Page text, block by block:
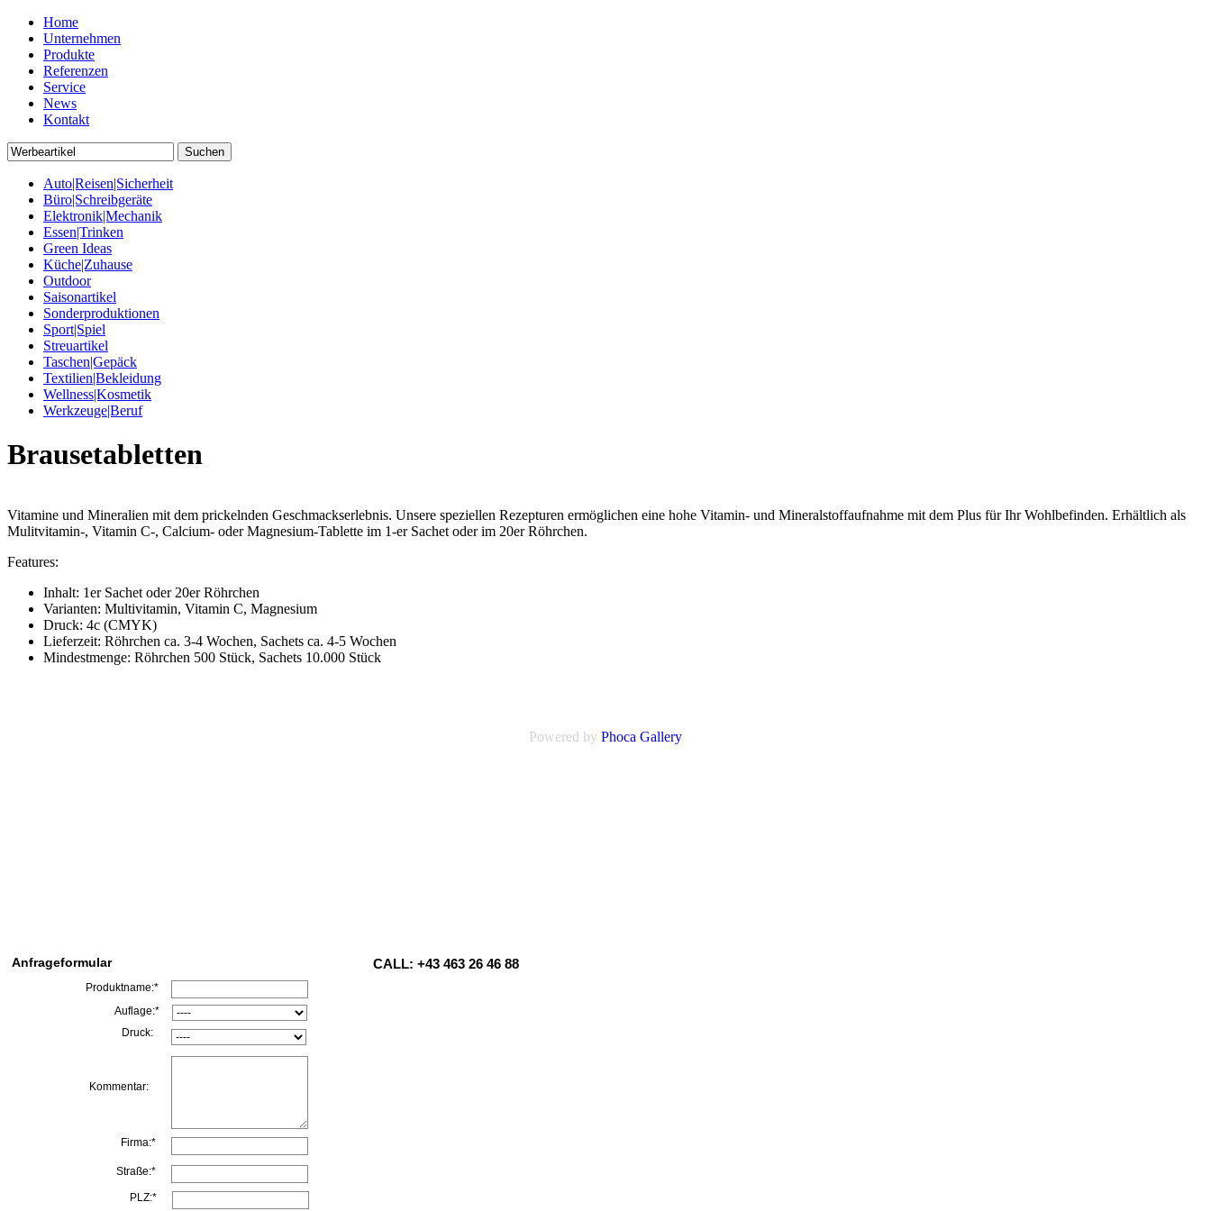
Home
Unternehmen
Produkte
Referenzen
Service
News
Kontakt
Auto|Reisen|Sicherheit
Büro|Schreibgeräte
Elektronik|Mechanik
Essen|Trinken
Green Ideas
Küche|Zuhause
Outdoor
Saisonartikel
Sonderproduktionen
Sport|Spiel
Streuartikel
Taschen|Gepäck
Textilien|Bekleidung
Wellness|Kosmetik
Werkzeuge|Beruf
Brausetabletten
Vitamine und Mineralien mit dem prickelnden Geschmackserlebnis. Unsere speziellen Rezepturen ermöglichen eine hohe Vitamin- und Mineralstoffaufnahme mit dem Plus für Ihr Wohlbefinden. Erhältlich als
Mulitvitamin-, Vitamin C-, Calcium- oder Magnesium-Tablette im 1-er Sachet oder im 20er Röhrchen.
Features:
Inhalt: 1er Sachet oder 20er Röhrchen
Varianten: Multivitamin, Vitamin C, Magnesium
Druck: 4c (CMYK)
Lieferzeit: Röhrchen ca. 3-4 Wochen, Sachets ca. 4-5 Wochen
Mindestmenge: Röhrchen 500 Stück, Sachets 10.000 Stück
Powered by Phoca Gallery
Auflage:*
Druck:
Kommentar:
Firma:*
Straße:*
PLZ:*
Produktname:*
CALL: +43 463 26 46 88
Anfrageformular